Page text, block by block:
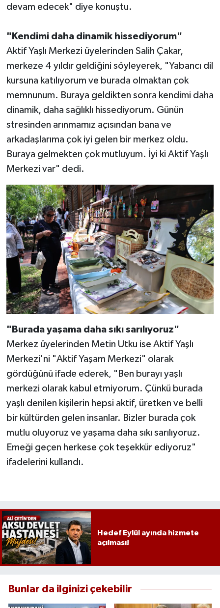
devam edecek" diye konuştu.
"Kendimi daha dinamik hissediyorum"
Aktif Yaşlı Merkezi üyelerinden Salih Çakar,
merkeze 4 yıldır geldiğini söyleyerek, "Yabancı dil
kursuna katılıyorum ve burada olmaktan çok
memnunum. Buraya geldikten sonra kendimi daha
dinamik, daha sağlıklı hissediyorum. Günün
stresinden arınmamız açısından bana ve
arkadaşlarıma çok iyi gelen bir merkez oldu.
Buraya gelmekten çok mutluyum. İyi ki Aktif Yaşlı
Merkezi var" dedi.
"Burada yaşama daha sıkı sarılıyoruz"
Merkez üyelerinden Metin Utku ise Aktif Yaşlı
Merkezi'ni "Aktif Yaşam Merkezi" olarak
gördüğünü ifade ederek, "Ben burayı yaşlı
merkezi olarak kabul etmiyorum. Çünkü burada
yaşlı denilen kişilerin hepsi aktif, üretken ve belli
bir kültürden gelen insanlar. Bizler burada çok
mutlu oluyoruz ve yaşama daha sıkı sarılıyoruz.
Emeği geçen herkese çok teşekkür ediyoruz"
ifadelerini kullandı.
Hedef Eylül ayında hizmete
açılması!
Bunlar da ilginizi çekebilir